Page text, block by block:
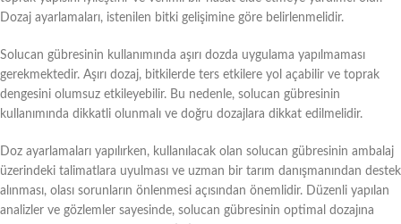
Dozaj ayarlamaları, istenilen bitki gelişimine göre belirlenmelidir.
Solucan gübresinin kullanımında aşırı dozda uygulama yapılmaması
gerekmektedir. Aşırı dozaj, bitkilerde ters etkilere yol açabilir ve toprak
dengesini olumsuz etkileyebilir. Bu nedenle, solucan gübresinin
kullanımında dikkatli olunmalı ve doğru dozajlara dikkat edilmelidir.
Doz ayarlamaları yapılırken, kullanılacak olan solucan gübresinin ambalaj
üzerindeki talimatlara uyulması ve uzman bir tarım danışmanından destek
alınması, olası sorunların önlenmesi açısından önemlidir. Düzenli yapılan
analizler ve gözlemler sayesinde, solucan gübresinin optimal dozajına